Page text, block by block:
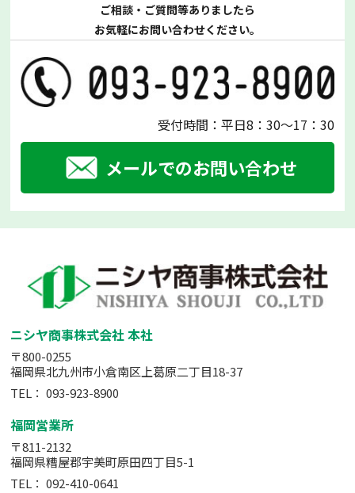
ご相談・ご質問等ありましたら
お気軽にお問い合わせください。
受付時間：平日8：30～17：30
メールでのお問い合わせ
ニシヤ商事株式会社 本社
〒800-0255
福岡県北九州市小倉南区上葛原二丁目18-37
TEL：093-923-8900
福岡営業所
〒811-2132
福岡県糟屋郡宇美町原田四丁目5-1
TEL：092-410-0641